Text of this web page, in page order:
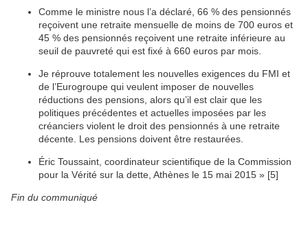
Comme le ministre nous l’a déclaré, 66 % des pensionnés
reçoivent une retraite mensuelle de moins de 700 euros et
45 % des pensionnés reçoivent une retraite inférieure au
seuil de pauvreté qui est fixé à 660 euros par mois.
Je réprouve totalement les nouvelles exigences du FMI et
de l’Eurogroupe qui veulent imposer de nouvelles
réductions des pensions, alors qu’il est clair que les
politiques précédentes et actuelles imposées par les
créanciers violent le droit des pensionnés à une retraite
décente. Les pensions doivent être restaurées.
Éric Toussaint, coordinateur scientifique de la Commission
pour la Vérité sur la dette, Athènes le 15 mai 2015 » [5]
Fin du communiqué